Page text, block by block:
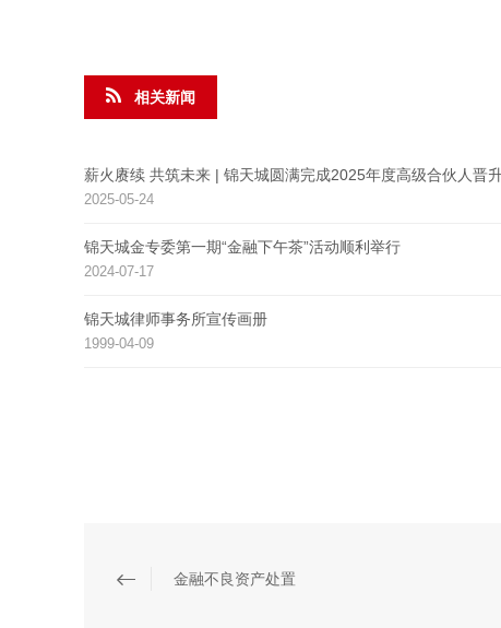
相关新闻
薪火赓续 共筑未来 | 锦天城圆满完成2025年度高级合伙人晋
2025-05-24
锦天城金专委第一期“金融下午茶”活动顺利举行
2024-07-17
锦天城律师事务所宣传画册
1999-04-09
金融不良资产处置